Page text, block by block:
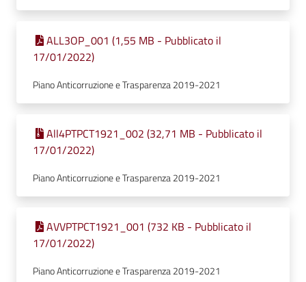
ALL3OP_001 (1,55 MB - Pubblicato il
17/01/2022)
Piano Anticorruzione e Trasparenza 2019-2021
All4PTPCT1921_002 (32,71 MB - Pubblicato il
17/01/2022)
Piano Anticorruzione e Trasparenza 2019-2021
AVVPTPCT1921_001 (732 KB - Pubblicato il
17/01/2022)
Piano Anticorruzione e Trasparenza 2019-2021